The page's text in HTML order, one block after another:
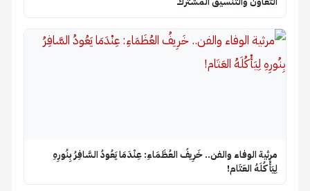
​مرثية الوفاء والفن.. خَرِيفُ العُظَمَاءِ: عِنْدَمَا يَعُودُ السَّافِرُ بِنُورِهِ
لِيَأْكُلَهُ العَتَام!